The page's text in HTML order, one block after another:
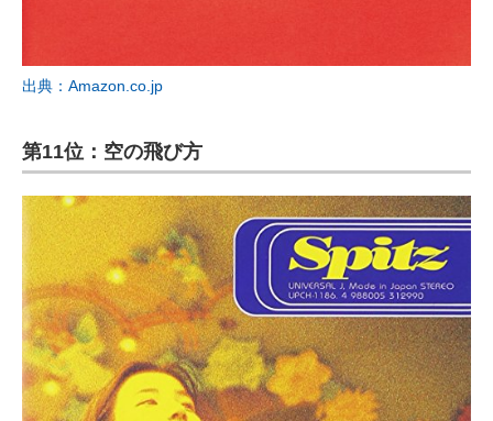
出典：Amazon.co.jp
第11位：空の飛び方